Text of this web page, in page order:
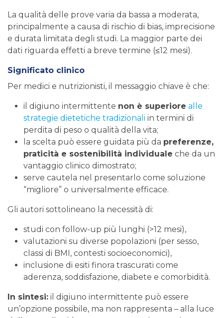
La qualità delle prove varia da bassa a moderata,
principalmente a causa di rischio di bias, imprecisione
e durata limitata degli studi. La maggior parte dei
dati riguarda effetti a breve termine (≤12 mesi).
Significato clinico
Per medici e nutrizionisti, il messaggio chiave è che:
il digiuno intermittente non è superiore alle
strategie dietetiche tradizionali in termini di
perdita di peso o qualità della vita;
la scelta può essere guidata più da preferenze,
praticità e sostenibilità individuale che da un
vantaggio clinico dimostrato;
serve cautela nel presentarlo come soluzione
“migliore” o universalmente efficace.
Gli autori sottolineano la necessità di:
studi con follow-up più lunghi (>12 mesi),
valutazioni su diverse popolazioni (per sesso,
classi di BMI, contesti socioeconomici),
inclusione di esiti finora trascurati come
aderenza, soddisfazione, diabete e comorbidità.
In sintesi: il digiuno intermittente può essere
un’opzione possibile, ma non rappresenta – alla luce